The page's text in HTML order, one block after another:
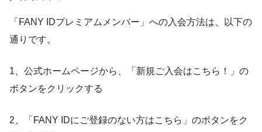
「 FANY IDプレミアムメンバー」への入会方法は、以下の
通りです。
1、公式ホームページから、「新規ご入会はこちら！」の
ボタンをクリックする
2、「FANY IDにご登録のない方はこちら」のボタンをク